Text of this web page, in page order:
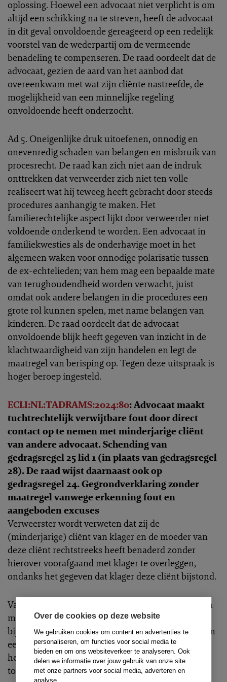
Over de cookies op deze website
We gebruiken cookies om content en advertenties te
personaliseren, om functies voor social media te
bieden en om ons websiteverkeer te analyseren. Ook
delen we informatie over jouw gebruik van onze site
met onze partners voor social media, adverteren en
analyse.
oplossing. Hoewel een advocaat niet verplicht is om
altijd een schikking na te streven, heeft de advocaat
in dit geval onvoldoende gereageerd op een redelijk
voorstel van de wederpartij om de vermeende
benadeling te compenseren. De raad oordeelt dat de
advocaat, gezien de aard van het aanbod dat
overeenkwam met wat zijn cliënte nastreefde, de
mogelijkheid van een minnelijke regeling
onvoldoende heeft onderzocht.
Ad 5. Oneigenlijke druk uitoefenen, onnodig en
onevenredig schaden van belangen en misbruik van
procesrecht. De raad kan zich niet aan de indruk
onttrekken dat verweerder zich niet ten volle
realiseert wat hij teweeg heeft gebracht door steeds
procedures aanhangig te maken. Het
familierechtelijke aspect lijkt door verweerder niet
voldoende onderkend te worden. Een advocaat in
familiekwesties als de onderhavige moet in het
algemeen waken voor onnodige polarisatie tussen
de ex-echtelieden; van hem mag een bepaalde mate
van terughoudendheid worden verwacht, juist
omdat ook andere belangen in die procedures een
grote rol kunnen spelen, met name belangen van
kinderen. De raad oordeelt dat de advocaat
onvoldoende blijk heeft gegeven van inzicht in de
klachtwaardigheid van zijn handelen en legt de
maatregel van berisping op. Tegen deze uitspraak is
hoger beroep ingesteld.
ECLI:NL:TADRAMS:2024:80: Advocaat maakt
tuchtrechtelijk verwijtbare fout door direct
contact op te nemen met minderjarige cliënt
van andere advocaat. Schending van
gedragsregel 25 lid 1 (in plaats van gedragsregel
28). De raad wijst daarnaast ook op
gedragsregel 24. Gegrondverklaring zonder
maatregel vanwege erkenning fout en
aangeboden excuses
Verweerster wordt verweten dat zij de
(minderjarige) cliënt van klager en de moeder van
deze cliënt rechtstreeks heeft benaderd zonder
hierover voorafgaand met klager te overleggen,
ondanks het gegeven dat klager deze cliënt bijstond.
Vaststaat dat verweerster contact heeft opgenomen
met S en diens moeder terwijl S door klager werd
bijgestaan. Klager heeft hierin aanleiding gezien om
een klacht over verweerster in te dienen. De deken
heeft bij de beoordeling van de klacht het
toetsingskader van gedragsregel 28 gehanteerd,